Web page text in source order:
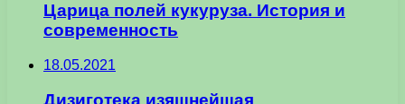
Царица полей кукуруза. История и
современность
18.05.2021
Дизиготека изящнейшая